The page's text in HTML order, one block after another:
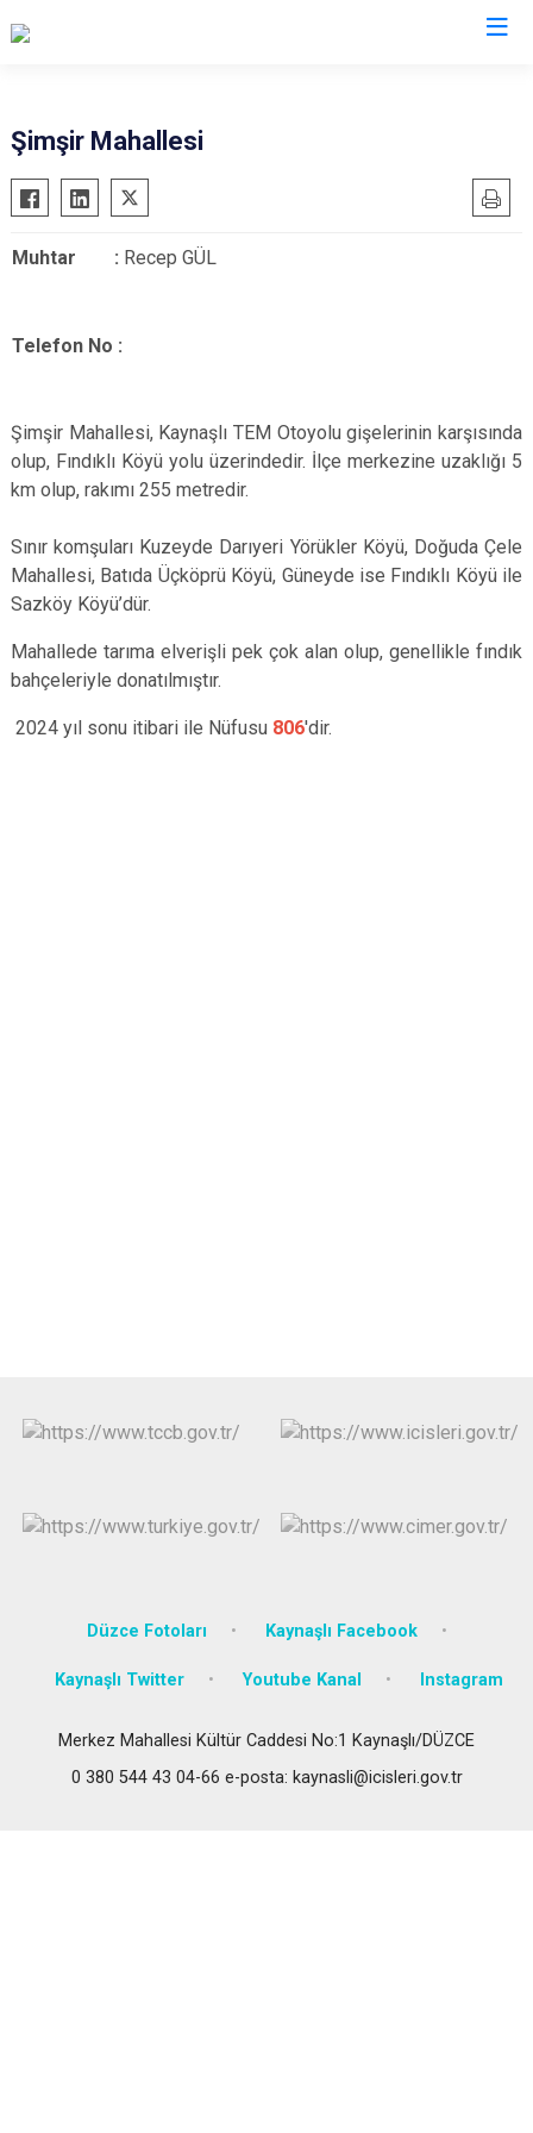
Cumayeri
Akçakoca
Çilimli
Gümüşova
Şimşir Mahallesi
Muhtar : Recep GÜL
Telefon No :
Şimşir Mahallesi, Kaynaşlı TEM Otoyolu gişelerinin karşısında
olup, Fındıklı Köyü yolu üzerindedir. İlçe merkezine uzaklığı 5
km olup, rakımı 255 metredir.
Sınır komşuları Kuzeyde Darıyeri Yörükler Köyü, Doğuda Çele
Mahallesi, Batıda Üçköprü Köyü, Güneyde ise Fındıklı Köyü ile
Sazköy Köyü’dür.
Mahallede tarıma elverişli pek çok alan olup, genellikle fındık
bahçeleriyle donatılmıştır.
2024 yıl sonu itibari ile Nüfusu 806'dir.
Düzce Fotoları Kaynaşlı Facebook
Kaynaşlı Twitter Youtube Kanal Instagram
Merkez Mahallesi Kültür Caddesi No:1 Kaynaşlı/DÜZCE
0 380 544 43 04-66 e-posta: kaynasli@icisleri.gov.tr